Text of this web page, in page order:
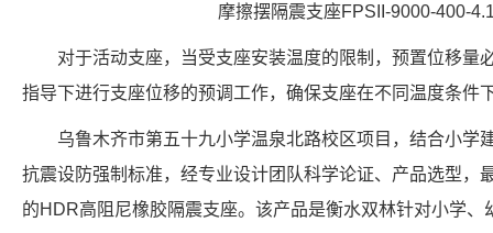
摩擦摆隔震支座FPSII-9000-400-
对于活动支座，当受支座安装温度的限制，预置位移量
指导下进行支座位移的预调工作，确保支座在不同温度条件
乌鲁木齐市第五十九小学温泉北路校区项目，结合小学
抗震设防强制标准，经专业设计团队科学论证、产品选型，
的HDR高阻尼橡胶隔震支座。该产品是衡水双林针对小学